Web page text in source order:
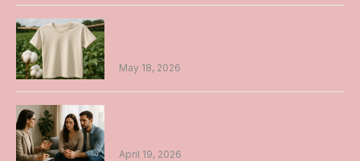
May 18, 2026
April 19, 2026